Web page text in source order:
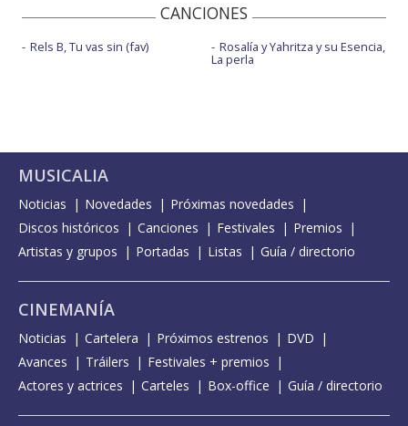
CANCIONES
Rels B, Tu vas sin (fav) Rosalía y Yahritza y su Esencia,
La perla
MUSICALIA
Noticias Novedades
Próximas novedades
Discos históricos
Canciones Festivales
Premios
Artistas y grupos
Portadas Listas Guía / directorio
CINEMANÍA
Noticias Cartelera Próximos estrenos
DVD
Avances
Tráilers
Festivales + premios
Actores y actrices
Carteles Box-office Guía / directorio